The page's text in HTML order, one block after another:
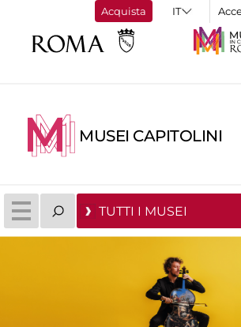
Acquista
MUSEI CAPITOLINI
TUTTI I MUSEI